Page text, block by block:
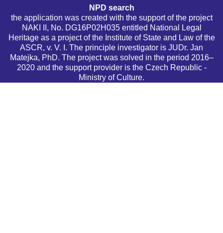
NPD search
the application was created with the support of the project
NAKI II, No. DG16P02H035 entitled National Legal
Heritage as a project of the Institute of State and Law of the
ASCR, v. V. I. The principle investigator is JUDr. Jan
Matejka, PhD. The project was solved in the period 2016–
2020 and the support provider is the Czech Republic -
Ministry of Culture.